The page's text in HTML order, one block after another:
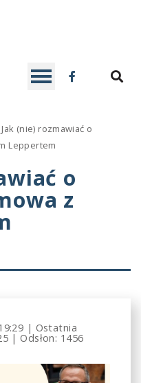
BLACK
AND
WHITE
CONTRAST
BLACK
AND
YELLOW
CONTRAST
YELLOW
A+
LARGER
FONT
READABLE
FONT
Facebook
Jak (nie) rozmawiać o
Leppertem
o
z
| Ostatnia
|Odsłon: 1456